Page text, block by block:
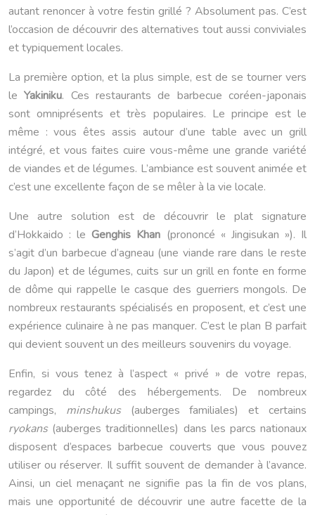
autant renoncer à votre festin grillé ? Absolument pas. C’est
l’occasion de découvrir des alternatives tout aussi conviviales
et typiquement locales.
La première option, et la plus simple, est de se tourner vers
leYakiniku. Ces restaurants de barbecue coréen-japonais
sont omniprésents et très populaires. Le principe est le
même : vous êtes assis autour d’une table avec un grill
intégré, et vous faites cuire vous-même une grande variété
de viandes et de légumes. L’ambiance est souvent animée et
c’est une excellente façon de se mêler à la vie locale.
Une autre solution est de découvrir le plat signature
d’Hokkaido : leGenghis Khan (prononcé « Jingisukan »). Il
s’agit d’un barbecue d’agneau (une viande rare dans le reste
du Japon) et de légumes, cuits sur un grill en fonte en forme
de dôme qui rappelle le casque des guerriers mongols. De
nombreux restaurants spécialisés en proposent, et c’est une
expérience culinaire à ne pas manquer. C’est le plan B parfait
qui devient souvent un des meilleurs souvenirs du voyage.
Enfin, si vous tenez à l’aspect « privé » de votre repas,
regardez du côté des hébergements. De nombreux
campings, minshukus(auberges familiales) et certains
ryokans(auberges traditionnelles) dans les parcs nationaux
disposent d’espaces barbecue couverts que vous pouvez
utiliser ou réserver. Il suffit souvent de demander à l’avance.
Ainsi, un ciel menaçant ne signifie pas la fin de vos plans,
mais une opportunité de découvrir une autre facette de la